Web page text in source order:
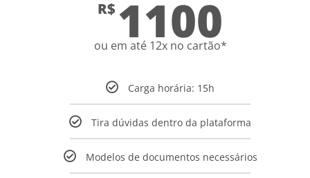
R$ 1100
ou em até 12x no cartão*
Carga horária: 15h
Tira dúvidas dentro da plataforma
Modelos de documentos necessários